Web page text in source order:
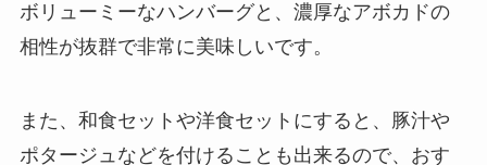
ボリューミーなハンバーグと、濃厚なアボカドの
相性が抜群で非常に美味しいです。
また、和食セットや洋食セットにすると、豚汁や
ポタージュなどを付けることも出来るので、おす